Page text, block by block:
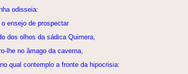
odisseia:
ensejo de prospectar
dos olhos da sádica Quimera,
lhe no âmago da caverna,
qual contemplo a fronte da hipocrisia: